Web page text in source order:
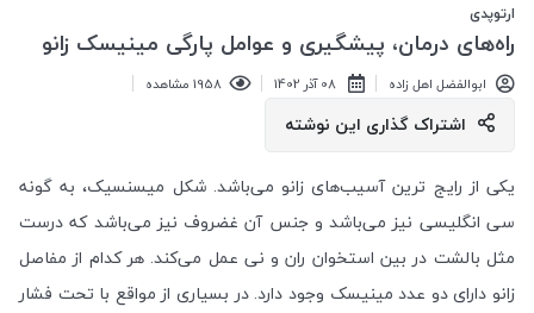
ارتوپدی
راه‌های درمان، پیشگیری و عوامل پارگی مینیسک زانو
ابوالفضل اهل زاده 08 آذر 1402 1958 مشاهده
اشتراک گذاری این نوشته
یکی از رایج ترین آسیب‌های زانو می‌باشد. شکل میسنسیک، به گونه
سی انگلیسی نیز می‌باشد و جنس آن غضروف نیز می‌باشد که درست
مثل بالشت در بین استخوان ران و نی عمل می‌کند. هر کدام از مفاصل
زانو دارای دو عدد مینیسک وجود دارد. در بسیاری از مواقع با تحت فشار